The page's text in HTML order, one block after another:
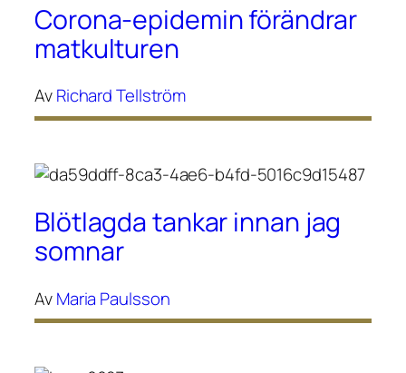
Corona-epidemin förändrar
matkulturen
AvRichard Tellström
Blötlagda tankar innan jag
somnar
AvMaria Paulsson